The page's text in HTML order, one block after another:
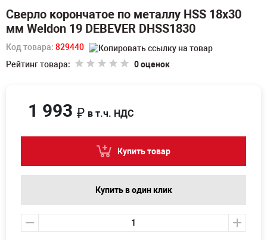
Сверло корончатое по металлу HSS 18х30
мм Weldon 19 DEBEVER DHSS1830
Код товара: 829440
Рейтинг товара:
0 оценок
1 993 ₽ в т.ч. НДС
Купить товар
Купить в один клик